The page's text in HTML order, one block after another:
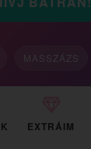
MASSZÁZS
EXTRÁIM